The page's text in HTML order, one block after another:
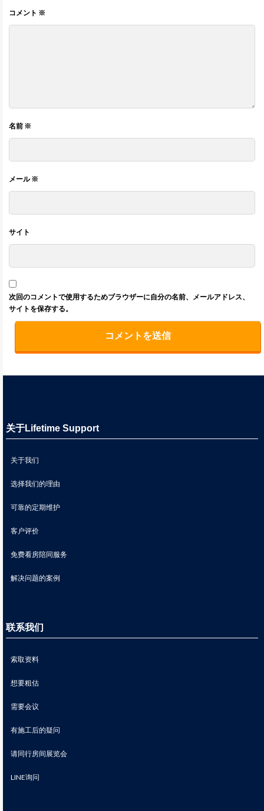
コメント ※
名前 ※
メール※
サイト
次回のコメントで使用するためブラウザーに自分の名前、メールアドレス、
サイトを保存する。
关于Lifetime Support
关于我们
选择我们的理由
可靠的定期维护
客户评价
免费看房陪同服务
解决问题的案例
联系我们
索取资料
想要粗估
需要会议
有施工后的疑问
请同行房间展览会
LINE询问